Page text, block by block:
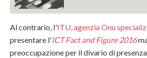
Al contrario, l'ITU, agenzia Onu
presentare l'ICT Fact and Figure 2016
preoccupazione per il divario di